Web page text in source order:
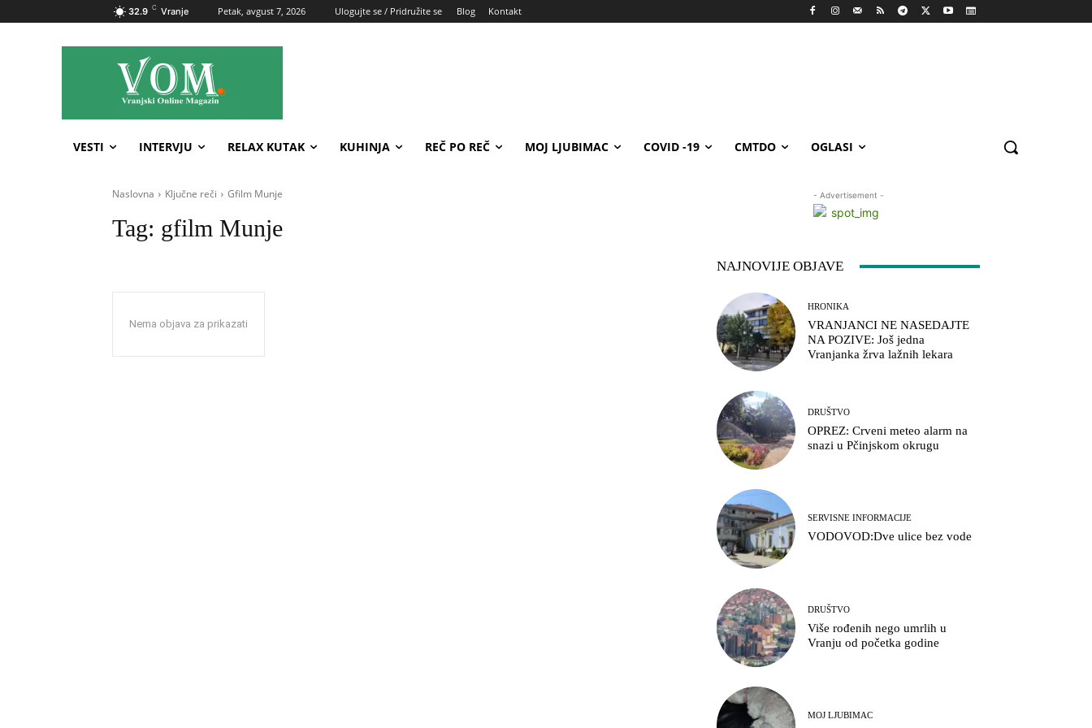
32.9 C Vranje Petak, avgust 7, 2026 Ulogujte se / Pridružite se Blog Kontakt
VESTI INTERVJU RELAX KUTAK KUHINJA REČ PO REČ MOJ LJUBIMAC COVID -19 CMTDO OGLASI
Naslovna Ključne reči Gfilm Munje
Tag: gfilm Munje
Nema objava za prikazati
- Advertisement -
NAJNOVIJE OBJAVE
HRONIKA
VRANJANCI NE NASEDAJTE
NA POZIVE: Još jedna
Vranjanka žrva lažnih lekara
DRUŠTVO
OPREZ: Crveni meteo alarm na
snazi u Pčinjskom okrugu
SERVISNE INFORMACIJE
VODOVOD:Dve ulice bez vode
DRUŠTVO
Više rođenih nego umrlih u
Vranju od početka godine
MOJ LJUBIMAC